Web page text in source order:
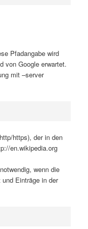
Pfadangabe wird
von Google erwartet.
mit –server
https), der in den
en.wikipedia.org
wenn die
Einträge in der